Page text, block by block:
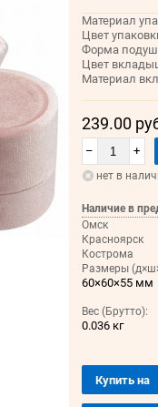
Материал
Цвет
Форма
Цвет
Материал
239.00
– +
нет в
Наличие в
Омск
Красноярск
Кострома
Размеры
60×60×55 мм
Вес (Брутто):
0.036 кг
Купить на